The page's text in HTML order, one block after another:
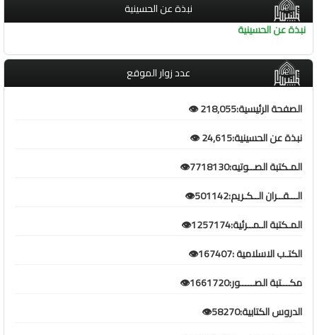
نبذة عن الحسينية
نبذة عن الحسينية
عدد زوار الموقع
الصفحة الرئيسية:218,055 👁️
نبذة عن الحسينية:24,615 👁️
المـكتبة الصــوتيه:7718130👁️
الـــقــران الــكـريم:501142👁️
المـكتبة الـمــرئية:1257174👁️
الكتـب الاسلامية :167407👁️
مكـــتبة الصـــــور:1661720👁️
الدروس الكتابية:58270👁️